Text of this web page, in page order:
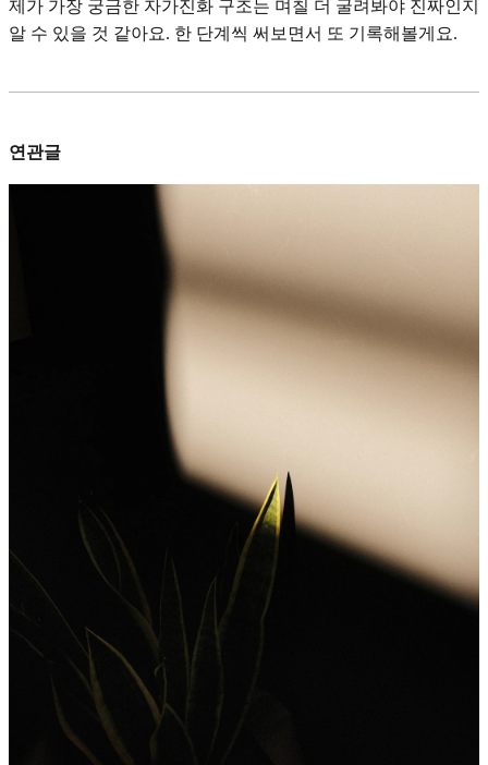
제가 가장 궁금한 자가진화 구조는 며칠 더 굴려봐야 진짜인지
알 수 있을 것 같아요. 한 단계씩 써보면서 또 기록해볼게요.
연관글